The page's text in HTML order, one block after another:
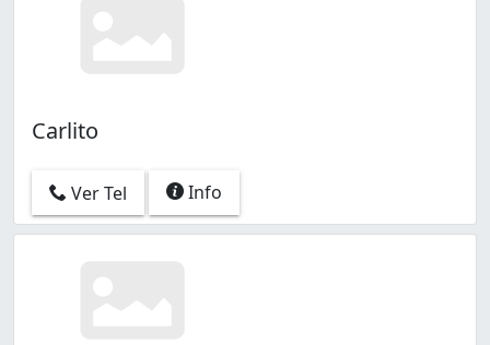
Carlito
Ver Tel Info